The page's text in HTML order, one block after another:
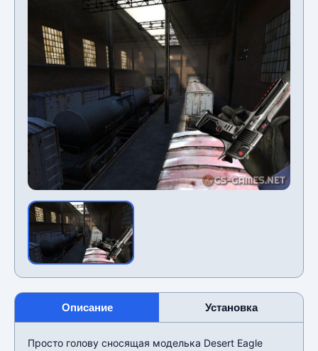
Описание Установка
Просто голову сносящая моделька Desert Eagle